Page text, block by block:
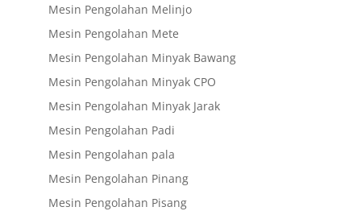
Mesin Pengolahan Melinjo
Mesin Pengolahan Mete
Mesin Pengolahan Minyak Bawang
Mesin Pengolahan Minyak CPO
Mesin Pengolahan Minyak Jarak
Mesin Pengolahan Padi
Mesin Pengolahan pala
Mesin Pengolahan Pinang
Mesin Pengolahan Pisang